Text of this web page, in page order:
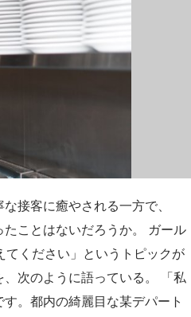
接客に癒やされる一方で、
たことはないだろうか。 ガール
てください」というトピックが
次のように語っている。 「私
。都内の綺麗目な某デパート